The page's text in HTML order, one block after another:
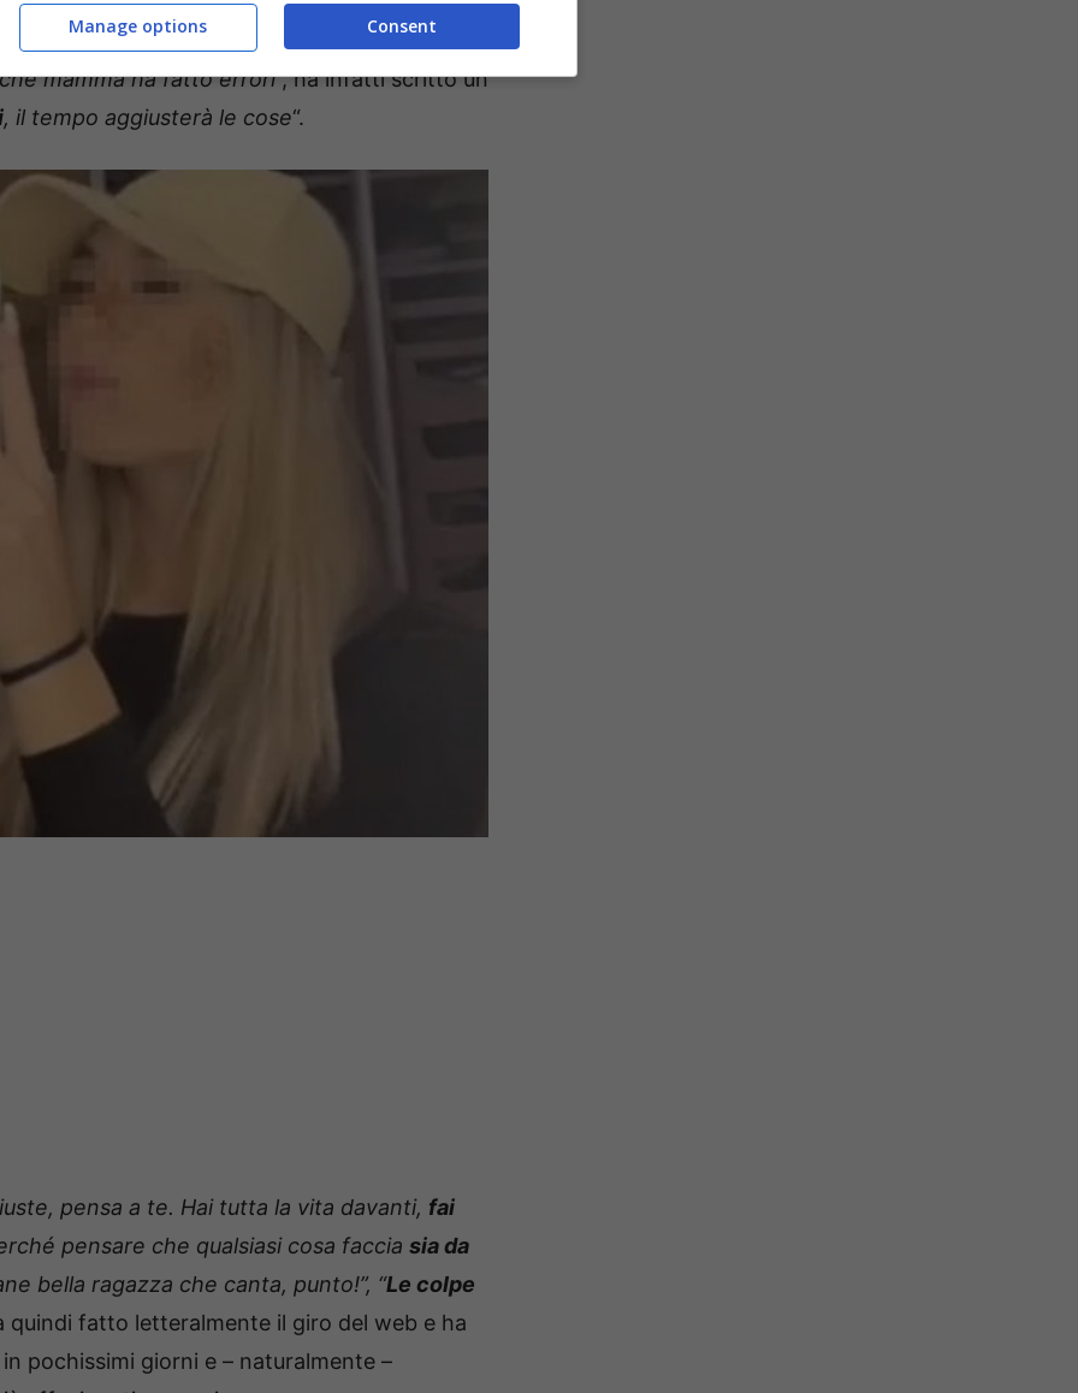
Ilary Blasi. “Ricordati che
le colpe vanno però
mamma ha fatto errori“, ha infatti scritto un
, il tempo aggiusterà le cose“.
pensa a te. Hai tutta la vita davanti, fai
pensare che qualsiasi cosa faccia sia da
bella ragazza che canta, punto!”, “Le colpe
quindi fatto letteralmente il giro del web e ha
in pochissimi giorni e – naturalmente –
Consent
Manage options